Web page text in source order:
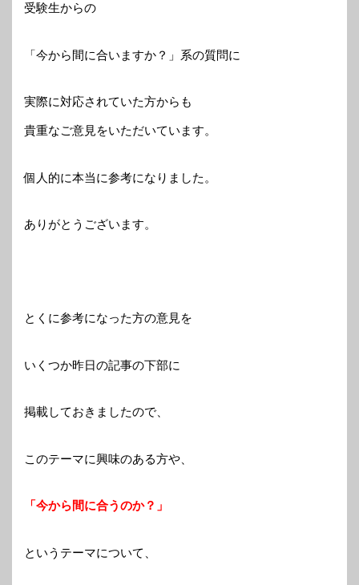
受験生からの
「今から間に合いますか？」系の質問に
実際に対応されていた方からも
貴重なご意見をいただいています。
個人的に本当に参考になりました。
ありがとうございます。
とくに参考になった方の意見を
いくつか昨日の記事の下部に
掲載しておきましたので、
このテーマに興味のある方や、
「今から間に合うのか？」
というテーマについて、